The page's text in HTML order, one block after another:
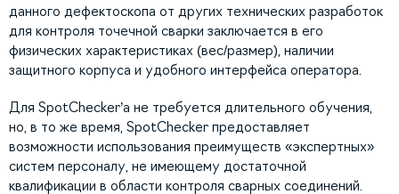
данного дефектоскопа от других технических разработок
для контроля точечной сварки заключается в его
физических характеристиках (вес/размер), наличии
защитного корпуса и удобного интерфейса оператора.
Для SpotChecker’а не требуется длительного обучения,
но, в то же время, SpotChecker предоставляет
возможности использования преимуществ «экспертных»
систем персоналу, не имеющему достаточной
квалификации в области контроля сварных соединений.